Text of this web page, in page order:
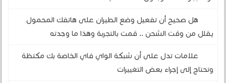
هل صحيح أن تفعيل وضع الطيران على هاتفك المحمول
يقلل من وقت الشحن .. قمت بالتجربة وهذا ما وجدته
علامات تدل على أن شبكة الواي فاي الخاصة بك مكتظة
وتحتاج إلى إجراء بعض التغييرات